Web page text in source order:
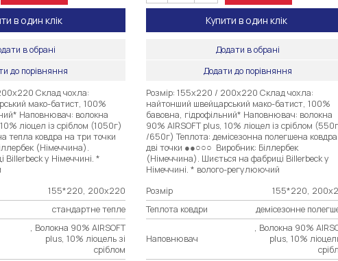
в один клік
в обрані
до порівняння
Склад чохла:
мако-батист, 100%
Наповнювач: волокна
ліоцел із сріблом (1050г)
тепла ковдра на три точки
(Німеччина).
Billerbeck у Німеччині. *
155*220, 200х220
стандартне тепле
, Волокна 90% AIRSOFT
plus, 10% ліоцель зі
сріблом
Купити в один клік
Додати в обрані
Додати до порівняння
Розмір: 155х220 / 200х220 Склад чохла:
найтонший швейцарський мако-батист, 100%
бавовна, гідрофільний* Наповнювач: волокна
90% AIRSOFT plus, 10% ліоцел із сріблом (550г
/650г) Теплота: демісезонна полегшена
дві точки ●●○○○ Виробник: Біллербек
(Німеччина). Шиється на фабриці Billerbeck у
Німеччині. * волого-регулюючий
Розмір
155*220,
Теплота ковдри
демісезонне
Наповнювач
, Волокна 90%
plus, 10%